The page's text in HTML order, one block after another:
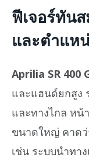
ฟีเจอร์ทัน
และตำแห
Aprilia SR 400
และแฮนด์ยกสูง
และทางไกล หน้
ขนาดใหญ่ คาด
เช่น ระบบนำทา